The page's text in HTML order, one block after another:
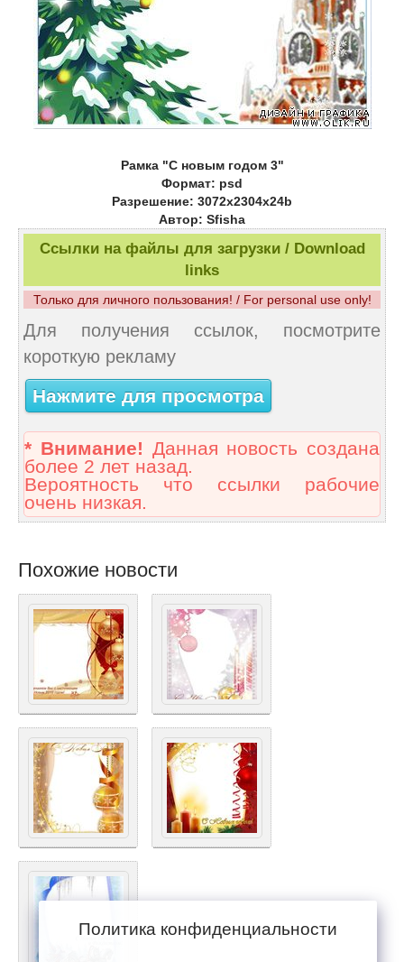
Рамка "С новым годом 3"
Формат: psd
Разрешение: 3072х2304х24b
Автор: Sfisha
Ссылки на файлы для загрузки / Download
links
Только для личного пользования! / For personal use only!
Для получения ссылок, посмотрите
короткую рекламу
Нажмите для просмотра
* Внимание! Данная новость создана
более 2 лет назад.
Вероятность что ссылки рабочие
очень низкая.
Похожие новости
Политика конфиденциальности